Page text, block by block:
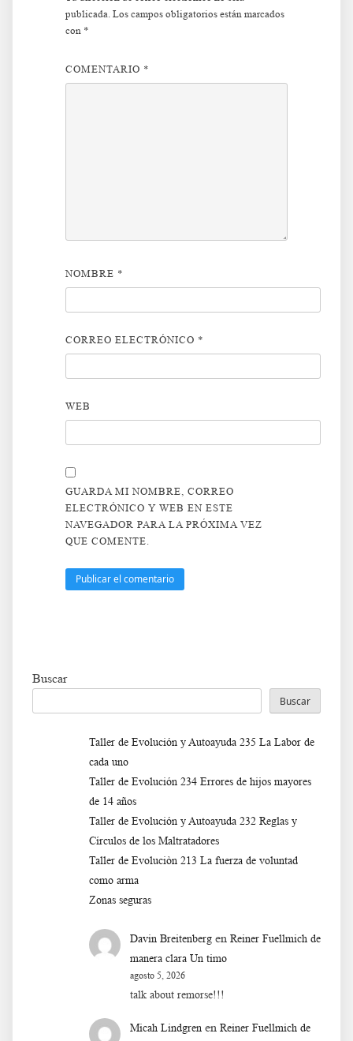
publicada. Los campos obligatorios están marcados
con *
COMENTARIO *
NOMBRE *
CORREO ELECTRÓNICO *
WEB
GUARDA MI NOMBRE, CORREO
ELECTRÓNICO Y WEB EN ESTE
NAVEGADOR PARA LA PRÓXIMA VEZ
QUE COMENTE.
Buscar
Buscar
Taller de Evolución y Autoayuda 235 La Labor de
cada uno
Taller de Evolución 234 Errores de hijos mayores
de 14 años
Taller de Evolución y Autoayuda 232 Reglas y
Círculos de los Maltratadores
Taller de Evoluciòn 213 La fuerza de voluntad
como arma
Zonas seguras
Davin Breitenberg en Reiner Fuellmich de
manera clara Un timo
agosto 5, 2026
talk about remorse!!!
Micah Lindgren en Reiner Fuellmich de